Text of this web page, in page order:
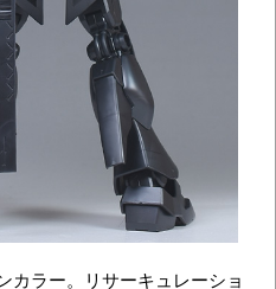
カラー。リサーキュレーショ